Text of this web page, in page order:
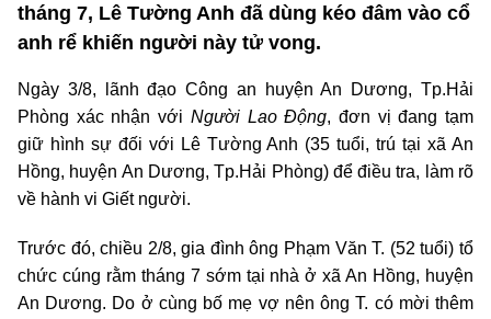
tháng 7, Lê Tường Anh đã dùng kéo đâm vào cổ
anh rể khiến người này tử vong.
Ngày 3/8, lãnh đạo Công an huyện An Dương, Tp.Hải
Phòng xác nhận với Người Lao Động, đơn vị đang tạm
giữ hình sự đối với Lê Tường Anh (35 tuổi, trú tại xã An
Hồng, huyện An Dương, Tp.Hải Phòng) để điều tra, làm rõ
về hành vi Giết người.
Trước đó, chiều 2/8, gia đình ông Phạm Văn T. (52 tuổi) tổ
chức cúng rằm tháng 7 sớm tại nhà ở xã An Hồng, huyện
An Dương. Do ở cùng bố mẹ vợ nên ông T. có mời thêm